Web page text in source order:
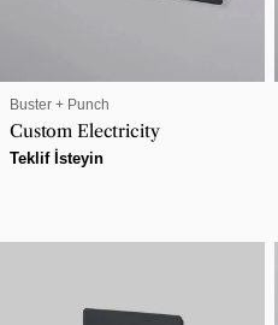
SATICI:
Buster + Punch
Custom Electricity
Normal
Teklif İsteyin